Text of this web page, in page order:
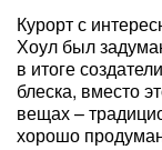
Курорт с
Хоул был
в итоге
блеска, вместо
вещах –
хорошо